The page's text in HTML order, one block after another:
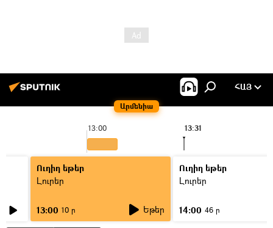
Արմենիա
ՀԱՅ
13:00 13:31
Ուղիղ եթեր
Լուրեր
13:00 10 ր Եթեր
Ուղիղ եթեր
Լուրեր
14:00 46 ր